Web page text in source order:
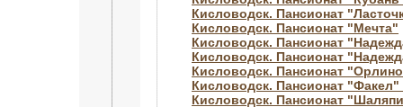
Кисловодск. Пансионат
Кисловодск. Пансионат "Мечта"
Кисловодск. Пансионат
Кисловодск. Пансионат
Кисловодск. Пансионат
Кисловодск. Пансионат
Кисловодск. Пансионат